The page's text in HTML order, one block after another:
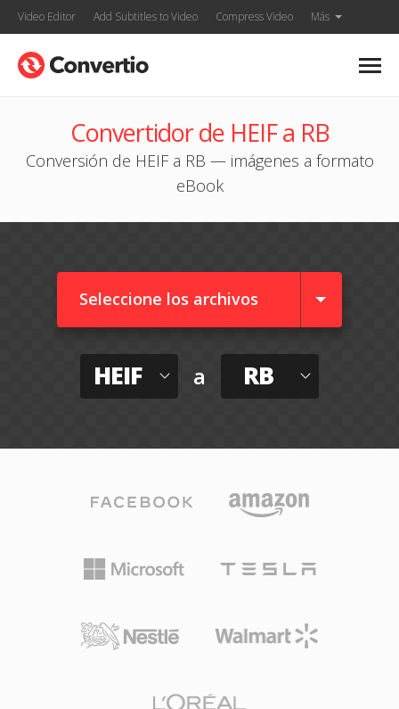
Video Editor Add Subtitles to Video Compress Video Más
Convertidor de HEIF a RB
Conversión de HEIF a RB — imágenes a formato
eBook
Seleccione los archivos
HEIF a RB